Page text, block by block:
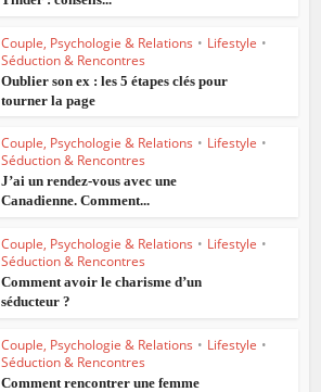
Couple, Psychologie & Relations • Lifestyle •
Séduction & Rencontres
Oublier son ex : les 5 étapes clés pour
tourner la page
Couple, Psychologie & Relations • Lifestyle •
Séduction & Rencontres
J’ai un rendez-vous avec une
Canadienne. Comment...
Couple, Psychologie & Relations • Lifestyle •
Séduction & Rencontres
Comment avoir le charisme d’un
séducteur ?
Couple, Psychologie & Relations • Lifestyle •
Séduction & Rencontres
Comment rencontrer une femme